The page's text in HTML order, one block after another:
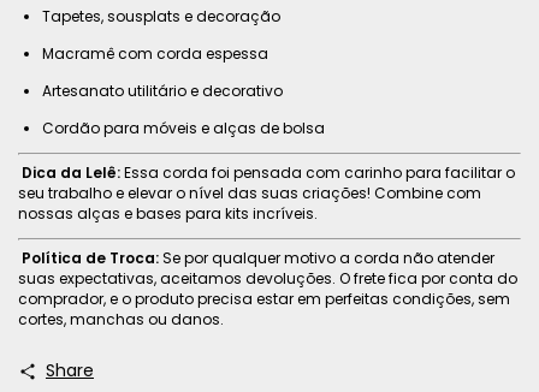
Tapetes, sousplats e decoração
Macramê com corda espessa
Artesanato utilitário e decorativo
Cordão para móveis e alças de bolsa
Dica da Lelê:Essa corda foi pensada com carinho para facilitar o
seu trabalho e elevar o nível das suas criações! Combine com
nossas alças e bases para kits incríveis.
Política de Troca:Se por qualquer motivo a corda não atender
suas expectativas, aceitamos devoluções. O frete fica por conta do
comprador, e o produto precisa estar em perfeitas condições, sem
cortes, manchas ou danos.
Share